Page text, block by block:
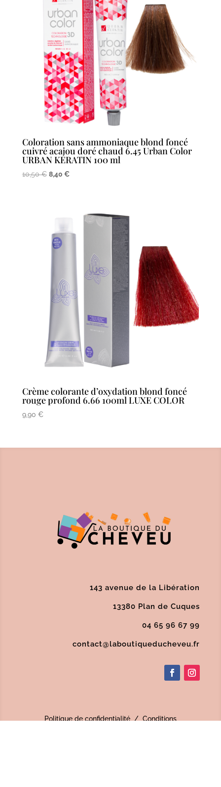
Coloration sans ammoniaque blond foncé
cuivré acajou doré chaud 6.45 Urban Color
URBAN KERATIN 100 ml
10,50€ Le
8,40 €Le
8,40 €.
Crème colorante d’oxydation blond foncé
rouge profond 6.66 100ml LUXE COLOR
9,90 €
143 avenue de la Libération
13380 Plan de Cuques
04 65 96 67 99
contact@laboutiqueducheveu.fr
Politique de confidentialité/Conditions